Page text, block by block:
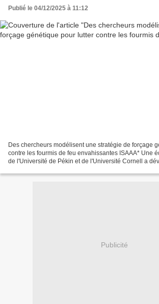
Publié le 04/12/2025 à 11:12
Des chercheurs modélisent une stratégie de forçage
contre les fourmis de feu envahissantes ISAAA* Une
de l'Université de Pékin et de l'Université Cornell a
Publicité